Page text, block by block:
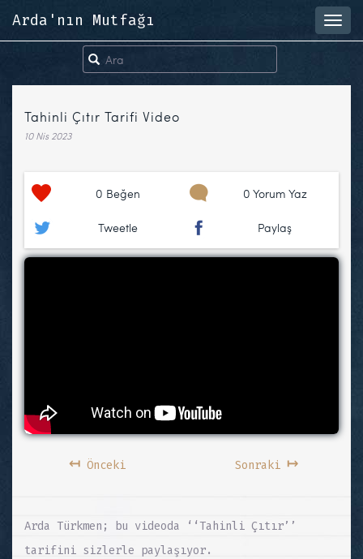
Arda'nın Mutfağı
Tahinli Çıtır Tarifi Video
10 Nis 2023
0 Beğen 0 Yorum Yaz
Tweetle Paylaş
↤Önceki Sonraki ↦
Arda Türkmen; bu videoda ‘‘Tahinli Çıtır’’
tarifini sizlerle paylaşıyor.